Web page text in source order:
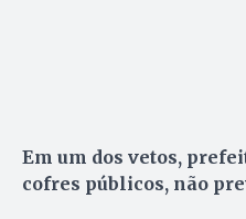
Em um dos vetos,
cofres públicos, não